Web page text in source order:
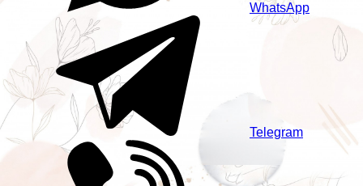
WhatsApp
Telegram